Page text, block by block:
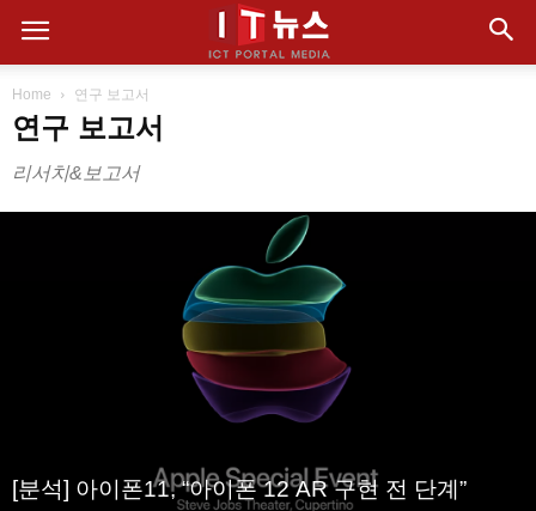
Home 연구 보고서
연구 보고서
리서치&보고서
[분석] 아이폰11, “아이폰 12 AR 구현 전 단계”